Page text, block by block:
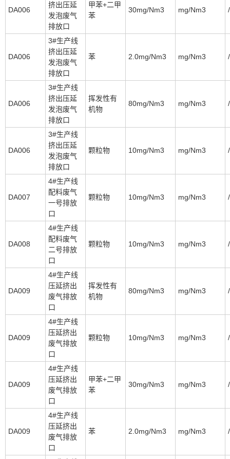
DA006
挤出压延
发泡废气
排放口
甲苯+二甲
苯
30mg/Nm3 mg/Nm3 /
DA006
3#生产线
挤出压延
发泡废气
排放口
苯 2.0mg/Nm3 mg/Nm3 /
DA006
3#生产线
挤出压延
发泡废气
排放口
挥发性有
机物
80mg/Nm3 mg/Nm3 /
DA006
3#生产线
挤出压延
发泡废气
排放口
颗粒物 10mg/Nm3 mg/Nm3 /
DA007
4#生产线
配料废气
一号排放
口
颗粒物 10mg/Nm3 mg/Nm3 /
DA008
4#生产线
配料废气
二号排放
口
颗粒物 10mg/Nm3 mg/Nm3 /
DA009
4#生产线
压延挤出
废气排放
口
挥发性有
机物
80mg/Nm3 mg/Nm3 /
DA009
4#生产线
压延挤出
废气排放
口
颗粒物 10mg/Nm3 mg/Nm3 /
DA009
4#生产线
压延挤出
废气排放
口
甲苯+二甲
苯
30mg/Nm3 mg/Nm3 /
DA009
4#生产线
压延挤出
废气排放
口
苯 2.0mg/Nm3 mg/Nm3 /